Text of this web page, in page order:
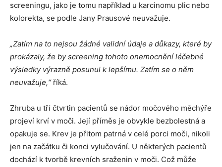
screeningu, jako je tomu například u karcinomu plic nebo
kolorekta, se podle Jany Prausové neuvažuje.
„Zatím na to nejsou žádné validní údaje a důkazy, které by
prokázaly, že by screening tohoto onemocnění léčebné
výsledky výrazně posunul k lepšímu. Zatím se o něm
neuvažuje,“říká.
Zhruba u tří čtvrtin pacientů se nádor močového měchýře
projeví krví v moči. Její příměs je obvykle bezbolestná a
opakuje se. Krev je přitom patrná v celé porci moči, nikoli
jen na začátku či konci vylučování. U některých pacientů
dochází k tvorbě krevních sraženin v moči. Což může